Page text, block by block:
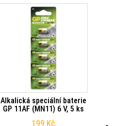
Alkalická speciální baterie
GP 11AF (MN11) 6 V, 5 ks
199 Kč